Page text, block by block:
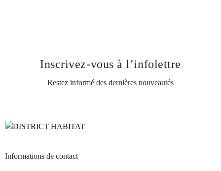
Inscrivez-vous à l’infolettre
Restez informé des dernières nouveautés
Informations de contact